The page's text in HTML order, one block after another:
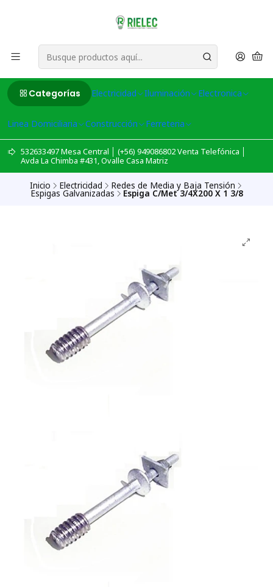
Categorías Electricidad Iluminación Electronica
Linea Domiciliaria Construcción Ferreteria
532633497 Mesa Central │ (+56) 949086802 Venta Telefónica │
Avda La Chimba #431, Ovalle Casa Matriz
Inicio Electricidad Redes de Media y Baja Tensión
Espigas Galvanizadas Espiga C/Met 3/4X200 X 1 3/8